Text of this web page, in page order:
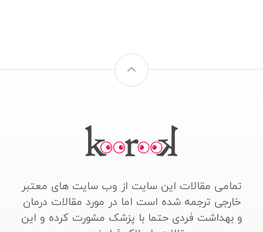
تمامی مقالات این سایت از وب سایت های معتبر
خارجی ترجمه شده است اما در مورد مقالات درمان
و بهداشت فردی حتما با پزشک مشورت کرده و این